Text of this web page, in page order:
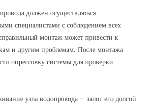
должен осуществляться
специалистами с соблюдением всех
монтаж может привести к
и другим проблемам. После монтажа
опрессовку системы для проверки
узла водопровода – залог его долгой